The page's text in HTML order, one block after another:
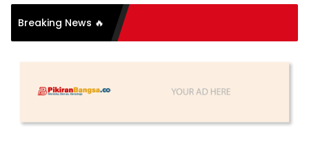
Breaking News 🔥
Organisasi: Antara
Substansi